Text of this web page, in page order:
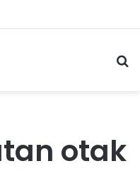
otak